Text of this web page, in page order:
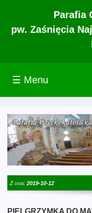
Parafia
pw. Zaśnięcia
☰ Menu
Z dnia: 2019-10-12
PIELGRZYMKA DO